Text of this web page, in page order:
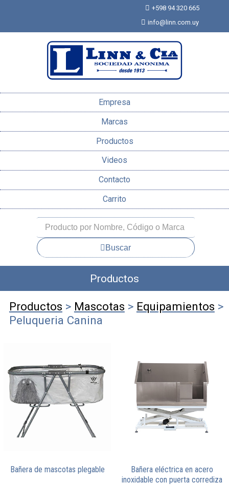
+598 94 320 665
info@linn.com.uy
Empresa
Marcas
Productos
Videos
Contacto
Carrito
Buscar
Productos
Productos > Mascotas > Equipamientos >
Peluqueria Canina
Bañera de mascotas plegable
Bañera eléctrica en acero
inoxidable con puerta corrediza